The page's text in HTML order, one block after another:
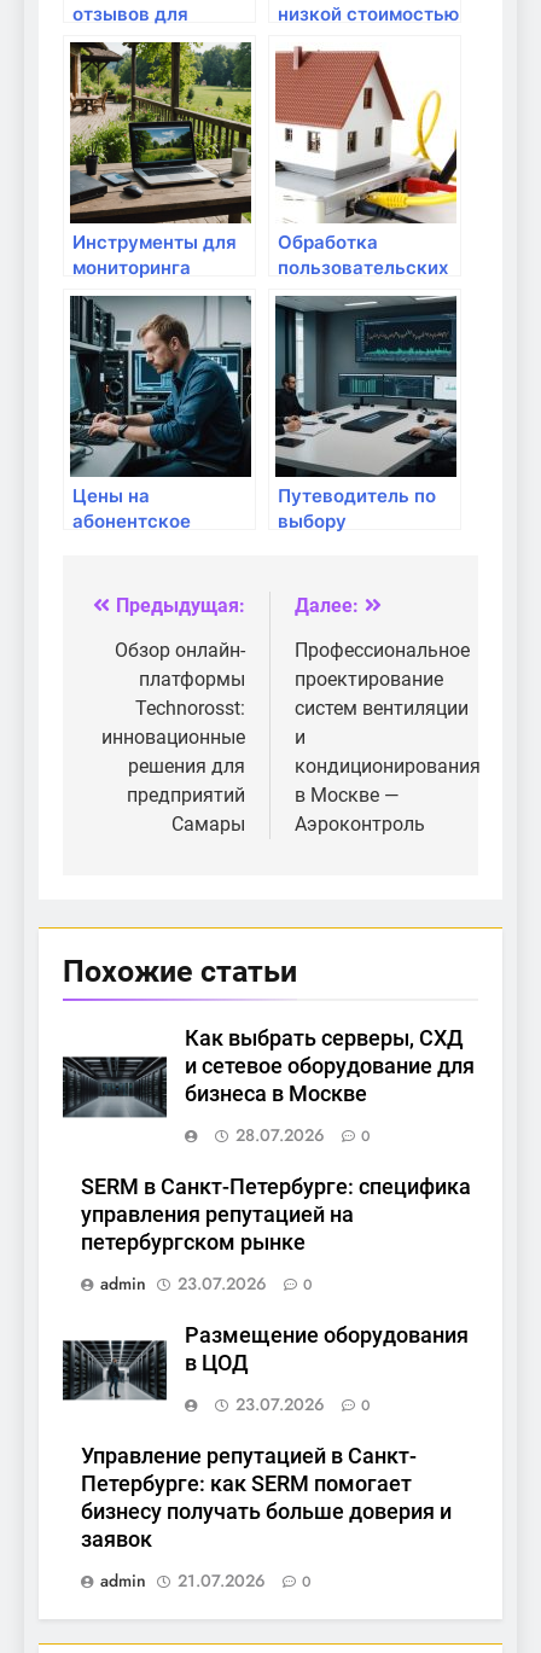
отзывов для
Яндекс Карт:
Обзор и
возможности
низкой стоимостью
доверять?
Инструменты для
мониторинга
работы интернет-
сети
Обработка
пользовательских
данных в
домашней среде:
как защитить
себя?
Цены на
абонентское
организаций в
Москве
Путеводитель по
выбору
вашего бизнеса
Навигация
по
записям
Предыдущая:
Обзор онлайн-
платформы
Technorosst:
инновационные
решения для
предприятий
Самары
Далее:
Профессиональное
проектирование
систем вентиляции
и
кондиционирования
в Москве —
Аэроконтроль
Похожие статьи
Как выбрать серверы, СХД
и сетевое оборудование для
бизнеса в Москве
28.07.2026
0
SERM в Санкт-Петербурге: специфика
управления репутацией на
петербургском рынке
admin
23.07.2026 0
Размещение оборудования
в ЦОД
23.07.2026
0
Управление репутацией в Санкт-
Петербурге: как SERM помогает
бизнесу получать больше доверия и
заявок
admin
21.07.2026 0